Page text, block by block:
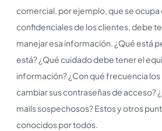
comercial, por ejemplo, que se ocupa
confidenciales de los clientes, debe
manejar esa información. ¿Qué está
está? ¿Qué cuidado debe tener el
información? ¿Con qué frecuencia
cambiar sus contraseñas de acceso?
mails sospechosos? Estos y otros
conocidos por todos.